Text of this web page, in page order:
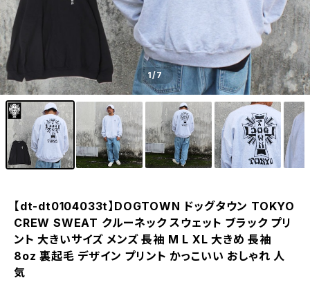
1/7
【dt-dt0104033t】DOGTOWN ドッグタウン TOKYO
CREW SWEAT クルーネック スウェット ブラック プリ
ント 大きいサイズ メンズ 長袖 M L XL 大きめ 長袖
8oz 裏起毛 デザイン プリント かっこいい おしゃれ 人
気